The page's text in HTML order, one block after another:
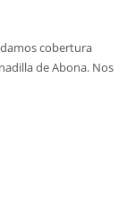
cobertura
de Abona. Nos